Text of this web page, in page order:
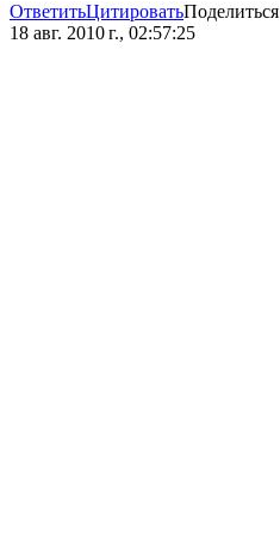
ОтветитьЦитироватьПоделиться
18 авг. 2010 г., 02:57:25